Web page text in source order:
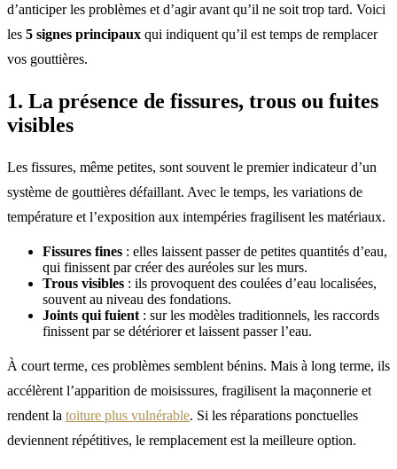
d’anticiper les problèmes et d’agir avant qu’il ne soit trop tard. Voici
les 5 signes principaux qui indiquent qu’il est temps de remplacer
vos gouttières.
1. La présence de fissures, trous ou fuites
visibles
Les fissures, même petites, sont souvent le premier indicateur d’un
système de gouttières défaillant. Avec le temps, les variations de
température et l’exposition aux intempéries fragilisent les matériaux.
Fissures fines : elles laissent passer de petites quantités d’eau,
qui finissent par créer des auréoles sur les murs.
Trous visibles : ils provoquent des coulées d’eau localisées,
souvent au niveau des fondations.
Joints qui fuient : sur les modèles traditionnels, les raccords
finissent par se détériorer et laissent passer l’eau.
À court terme, ces problèmes semblent bénins. Mais à long terme, ils
accélèrent l’apparition de moisissures, fragilisent la maçonnerie et
rendent la toiture plus vulnérable. Si les réparations ponctuelles
deviennent répétitives, le remplacement est la meilleure option.